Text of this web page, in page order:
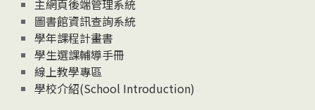
主網頁後端管理系統
圖書館資訊查詢系統
學年課程計畫書
學生選課輔導手冊
線上教學專區
學校介紹(School Introduction)